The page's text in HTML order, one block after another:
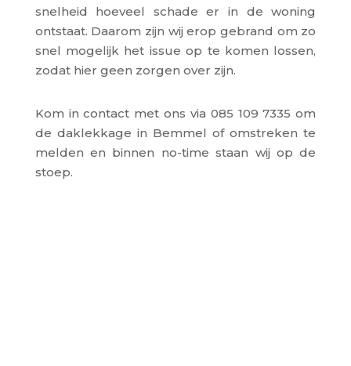
snelheid hoeveel schade er in de woning
ontstaat. Daarom zijn wij erop gebrand om zo
snel mogelijk het issue op te komen lossen,
zodat hier geen zorgen over zijn.
Kom in contact met ons via 085 109 7335 om
de daklekkage in Bemmel of omstreken te
melden en binnen no-time staan wij op de
stoep.